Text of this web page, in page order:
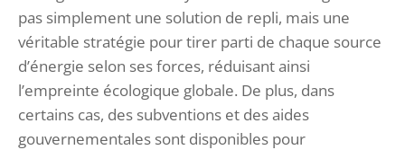
pas simplement une solution de repli, mais une
véritable stratégie pour tirer parti de chaque source
d’énergie selon ses forces, réduisant ainsi
l’empreinte écologique globale. De plus, dans
certains cas, des subventions et des aides
gouvernementales sont disponibles pour